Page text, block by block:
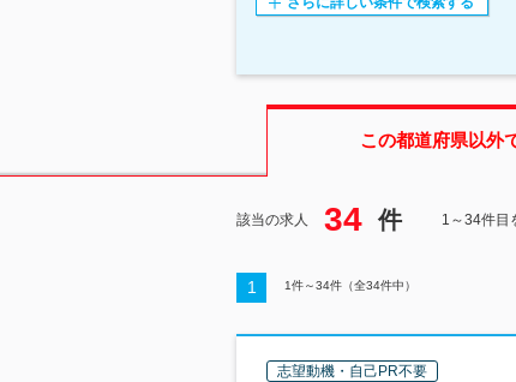
この都道府県以外
該当の求人 34 件 1～34件目
1 1件～34件（全34件中）
志望動機・自己PR不要